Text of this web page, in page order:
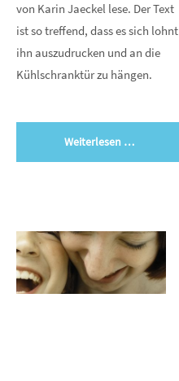
von Karin Jaeckel lese. Der Text
ist so treffend, dass es sich lohnt
ihn auszudrucken und an die
Kühlschranktür zu hängen.
Weiterlesen …